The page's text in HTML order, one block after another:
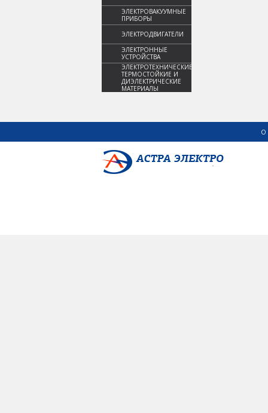
ЭЛЕКТРОВАКУУМНЫЕ
ПРИБОРЫ
ЭЛЕКТРОДВИГАТЕЛИ
ЭЛЕКТРОННЫЕ
УСТРОЙСТВА
ЭЛЕКТРОТЕХНИЧЕСКИЕ,
ТЕРМОСТОЙКИЕ И
ДИЭЛЕКТРИЧЕСКИЕ
МАТЕРИАЛЫ